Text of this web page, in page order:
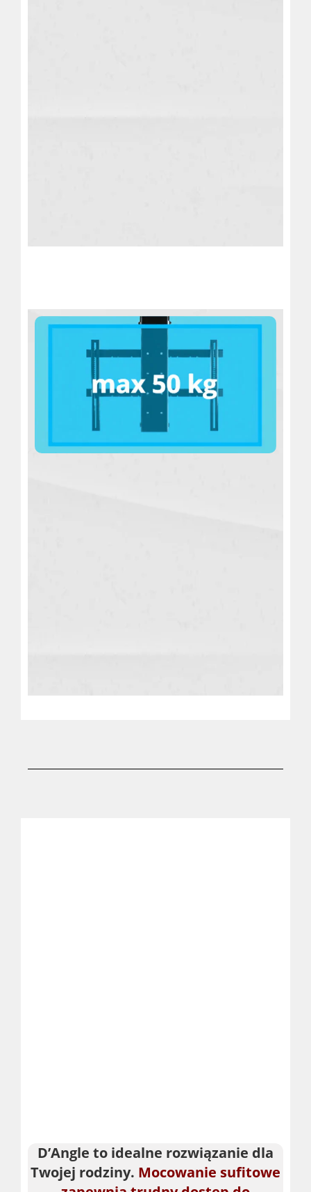
D’Angle to idealne rozwiązanie dla
Twojej rodziny. Mocowanie sufitowe